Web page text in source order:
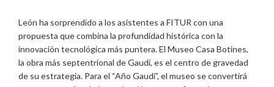
León ha sorprendido a los asistentes a FITUR con una
propuesta que combina la profundidad histórica con la
innovación tecnológica más puntera. El Museo Casa Botines,
la obra más septentrional de Gaudí, es el centro de gravedad
de su estrategia. Para el “Año Gaudí”, el museo se convertirá